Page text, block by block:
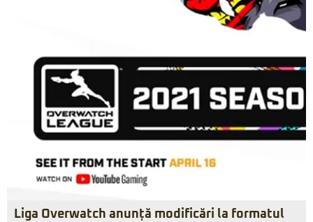
Liga Overwatch anunță modificări la formatul